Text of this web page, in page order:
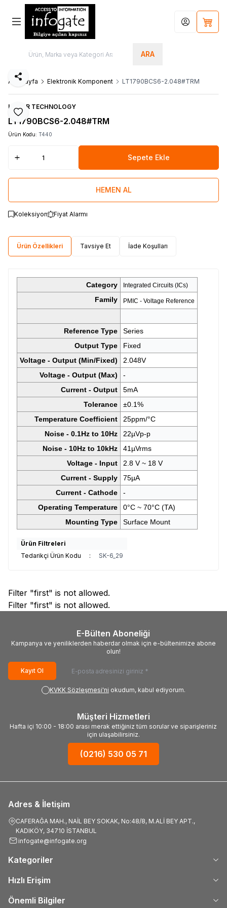
ARA
Hesabım
Ana Sayfa Elektronik Komponent LT1790BCS6-2.048#TRM
Favoriye Ekle
Paylaş
LINEAR TECHNOLOGY
LT1790BCS6-2.048#TRM
Ürün Kodu: T440
Sepete Ekle
HEMEN AL
Koleksiyon Fiyat Alarmı
Ürün Özellikleri Tavsiye Et İade Koşulları
Category Integrated Circuits (ICs)
Family PMIC - Voltage Reference
Reference Type
Series
Output Type
Fixed
Voltage - Output (Min/Fixed)
2.048V
Voltage - Output (Max)
-
Current - Output
5mA
Tolerance
±0.1%
Temperature Coefficient
25ppm/°C
Noise - 0.1Hz to 10Hz
22µVp-p
Noise - 10Hz to 10kHz
41µVrms
Voltage - Input
2.8 V ~ 18 V
Current - Supply
75µA
Current - Cathode
-
Operating Temperature
0°C ~ 70°C (TA)
Mounting Type
Surface Mount
Ürün Filtreleri
Tedarikçi Ürün Kodu
: SK-6_29
Filter "first" is not allowed.
Filter "first" is not allowed.
E-Bülten Aboneliği
Kampanya ve yeniliklerden haberdar olmak için e-bültenimize abone
olun!
Kayıt Ol
KVKK Sözleşmesi'ni okudum, kabul ediyorum.
Müşteri Hizmetleri
Hafta içi 10:00 - 18:00 arası merak ettiğiniz tüm sorular ve siparişleriniz
için ulaşabilirsiniz.
(0216) 530 05 71
Adres & İletişim
CAFERAĞA MAH., NAİL BEY SOKAK, No:48/8, M.ALİ BEY APT.,
KADIKÖY, 34710 İSTANBUL
infogate@infogate.org
Kategoriler
Hızlı Erişim
Önemli Bilgiler